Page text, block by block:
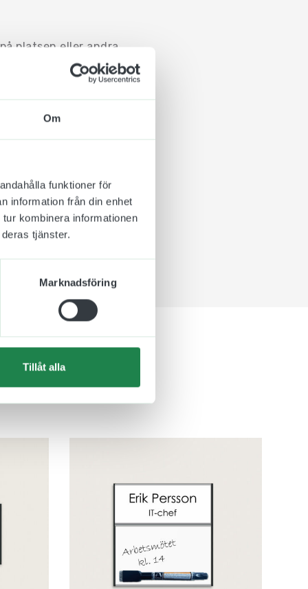
Om
funktioner för
information från din enhet
kombinera informationen
tjänster.
Marknadsföring
Tillåt alla
platsen eller andra
eller
plats är det tillåtet